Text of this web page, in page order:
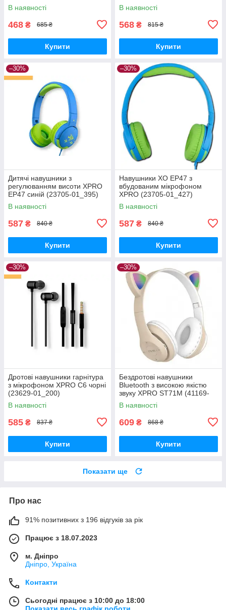
В наявності
468 ₴ 685 ₴
Купити
В наявності
568 ₴ 815 ₴
Купити
–30%
Дитячі навушники з
регулюванням висоти XPRO
EP47 синій (23705-01_395)
В наявності
587 ₴ 840 ₴
Купити
–30%
Навушники XO EP47 з
вбудованим мікрофоном
XPRO (23705-01_427)
В наявності
587 ₴ 840 ₴
Купити
–30%
Дротові навушники гарнітура
з мікрофоном XPRO C6 чорні
(23629-01_200)
В наявності
585 ₴ 837 ₴
Купити
–30%
Бездротові навушники
Bluetooth з високою якістю
звуку XPRO ST71M (41169-
ST71M_231)
В наявності
609 ₴ 868 ₴
Купити
Показати ще
Про нас
91% позитивних з 196 відгуків за рік
Працює з 18.07.2023
м. Дніпро
Дніпро, Україна
Контакти
Сьогодні працює з 10:00 до 18:00